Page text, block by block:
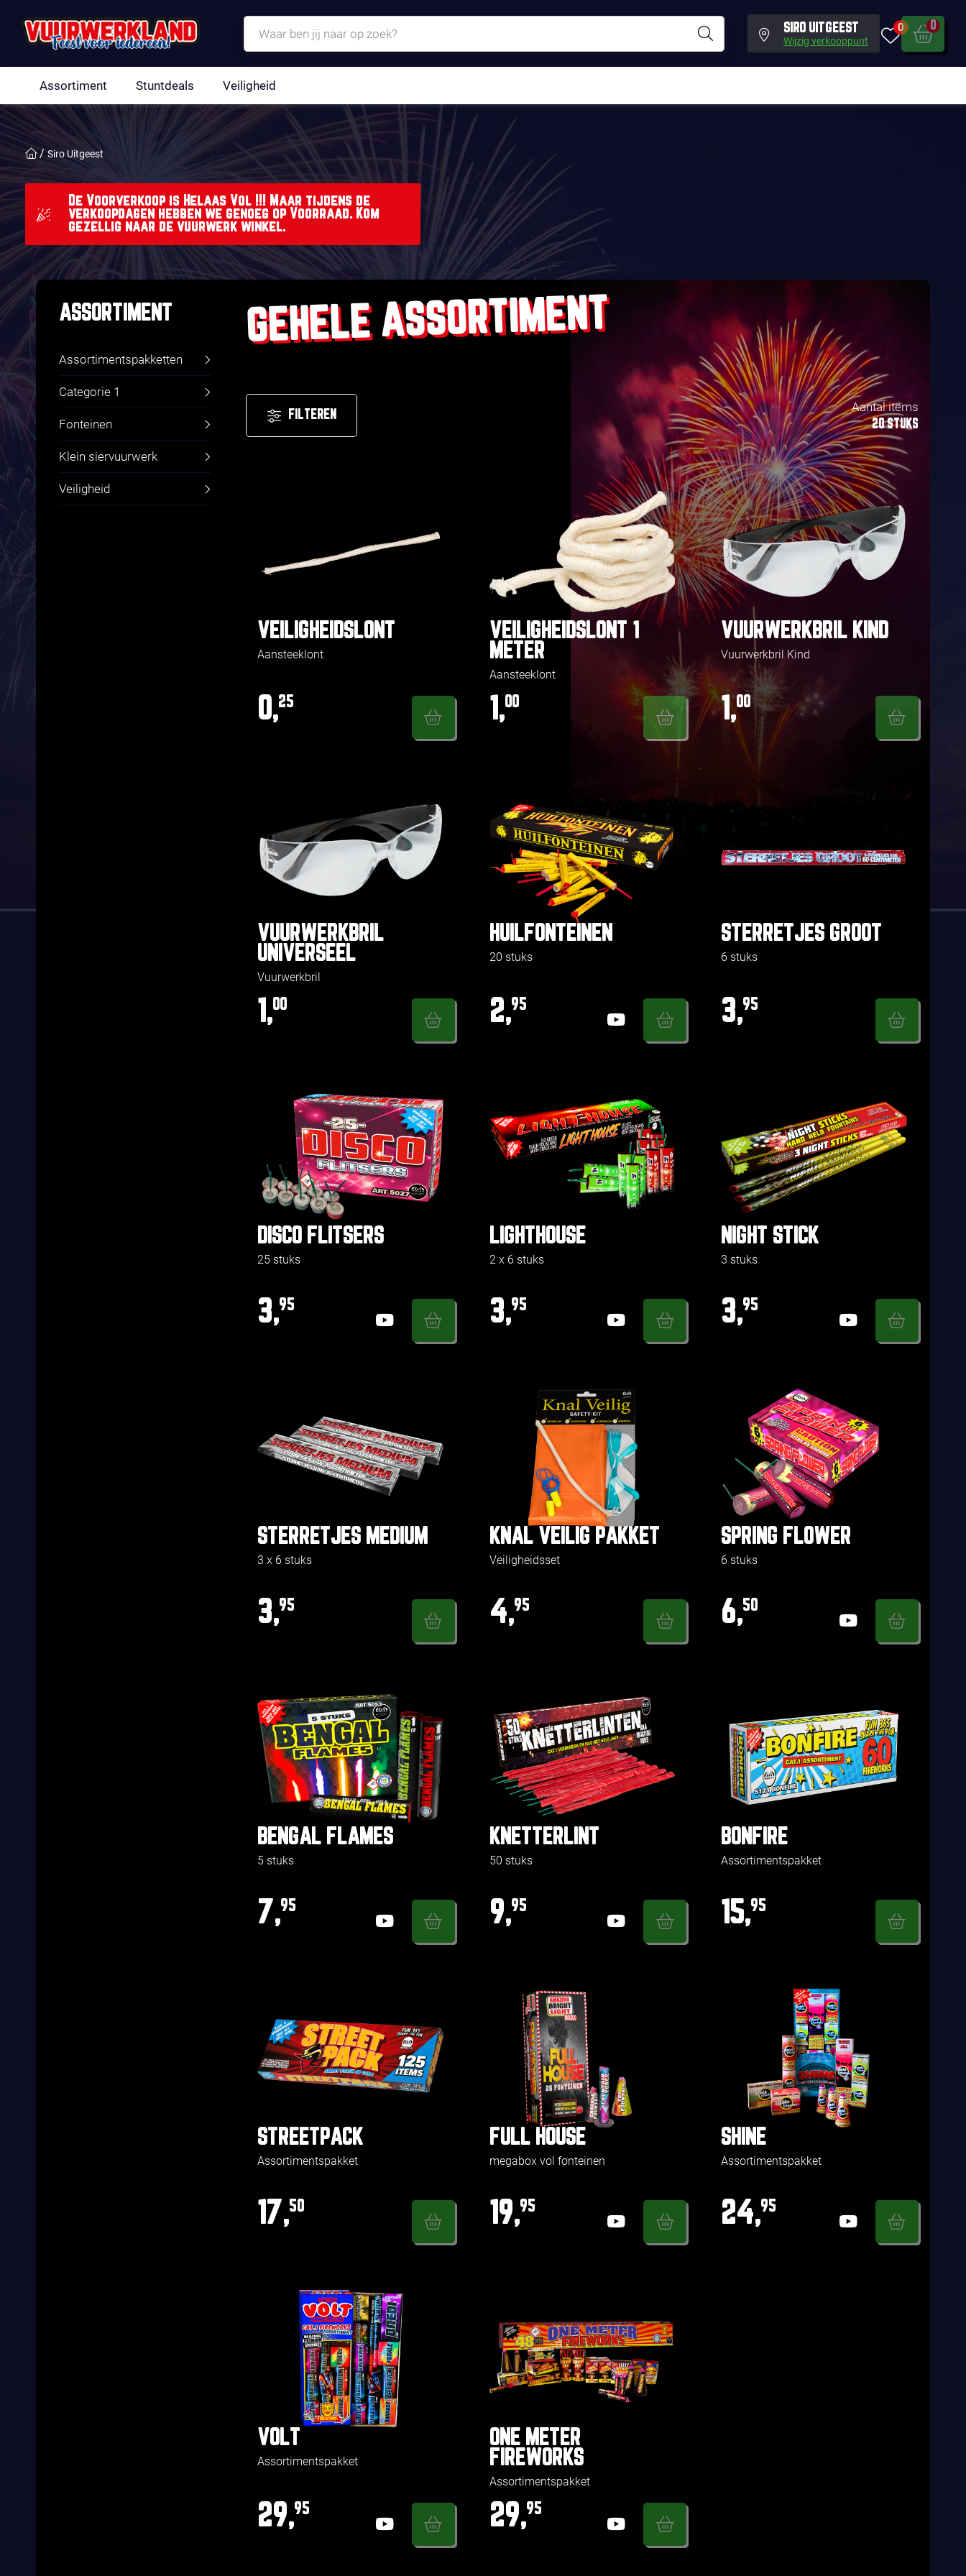
SIRO UITGEEST
Wijzig verkooppunt
0 0
Assortiment Stuntdeals Veiligheid
Siro Uitgeest
De Voorverkoop is Helaas Vol !!! Maar tijdens de
verkoopdagen hebben we genoeg op Voorraad. Kom
gezellig naar de vuurwerk winkel.
ASSORTIMENT
Assortimentspakketten
Categorie 1
Fonteinen
Klein siervuurwerk
Veiligheid
GEHELE ASSORTIMENT
FILTEREN
Aantal items
20 STUKS
VEILIGHEIDSLONT
Aansteeklont
0,25
VEILIGHEIDSLONT 1
METER
Aansteeklont
1,00
VUURWERKBRIL KIND
Vuurwerkbril Kind
1,00
VUURWERKBRIL
UNIVERSEEL
Vuurwerkbril
1,00
HUILFONTEINEN
20 stuks
2,95
STERRETJES GROOT
6 stuks
3,95
DISCO FLITSERS
25 stuks
3,95
LIGHTHOUSE
2 x 6 stuks
3,95
NIGHT STICK
3 stuks
3,95
STERRETJES MEDIUM
3 x 6 stuks
3,95
KNAL VEILIG PAKKET
Veiligheidsset
4,95
SPRING FLOWER
6 stuks
6,50
BENGAL FLAMES
5 stuks
7,95
KNETTERLINT
50 stuks
9,95
BONFIRE
Assortimentspakket
15,95
STREETPACK
Assortimentspakket
17,50
FULL HOUSE
megabox vol fonteinen
19,95
SHINE
Assortimentspakket
24,95
VOLT
Assortimentspakket
29,95
ONE METER
FIREWORKS
Assortimentspakket
29,95